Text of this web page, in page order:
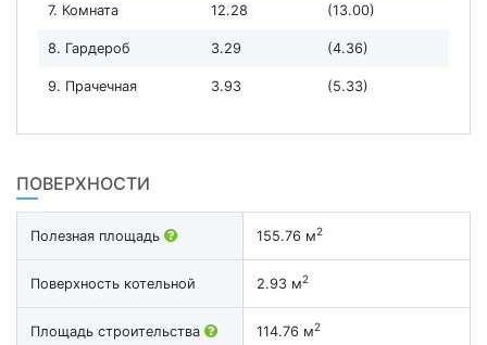
7. Комната 12.28 (13.00)
8. Гардероб 3.29 (4.36)
9. Прачечная 3.93 (5.33)
ПОВЕРХНОСТИ
Полезная площадь 155.76 м2
Поверхность котельной 2.93 м2
Площадь строительства 114.76 м2